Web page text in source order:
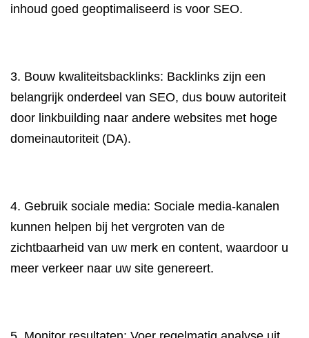
inhoud goed geoptimaliseerd is voor SEO.
3. Bouw kwaliteitsbacklinks: Backlinks zijn een
belangrijk onderdeel van SEO, dus bouw autoriteit
door linkbuilding naar andere websites met hoge
domeinautoriteit (DA).
4. Gebruik sociale media: Sociale media-kanalen
kunnen helpen bij het vergroten van de
zichtbaarheid van uw merk en content, waardoor u
meer verkeer naar uw site genereert.